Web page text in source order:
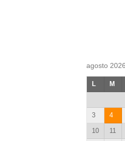
agosto 2026
L M
3 4
10 11